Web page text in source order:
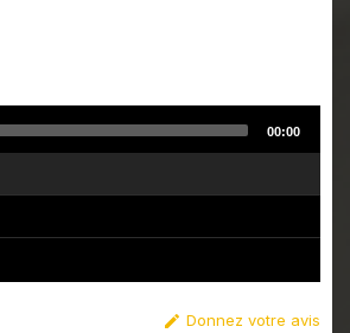
00:00
 Donnez votre avis